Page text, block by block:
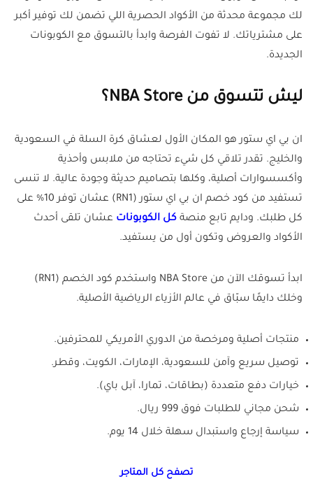
لك مجموعة محدثة من الأكواد الحصرية اللي تضمن لك توفير أكبر
على مشترياتك. لا تفوت الفرصة وابدأ بالتسوق مع الكوبونات
الجديدة.
ليش تتسوق من NBA Store؟
ان بي اي ستور هو المكان الأول لعشاق كرة السلة في السعودية
والخليج. تقدر تلاقي كل شيء تحتاجه من ملابس وأحذية
وأكسسوارات أصلية، وكلها بتصاميم حديثة وجودة عالية. لا تنسى
تستفيد من كود خصم ان بي اي ستور (RN1) عشان توفر 10% على
كل طلبك. ودايم تابع منصة كل الكوبونات عشان تلقى أحدث
الأكواد والعروض وتكون أول من يستفيد.
ابدأ تسوقك الآن من NBA Store واستخدم كود الخصم (RN1)
وخلك دايمًا سبّاق في عالم الأزياء الرياضية الأصلية.
منتجات أصلية ومرخصة من الدوري الأمريكي للمحترفين.
توصيل سريع وآمن للسعودية، الإمارات، الكويت، وقطر.
خيارات دفع متعددة (بطاقات، تمارا، آبل باي).
شحن مجاني للطلبات فوق 999 ريال.
سياسة إرجاع واستبدال سهلة خلال 14 يوم.
تصفح كل المتاجر